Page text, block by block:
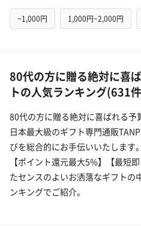
~1,000円 1,000円~2,000円
80代の方に贈る絶対に喜
トの人気ランキング(631
80代の方に贈る絶対に喜ばれる予
日本最大級のギフト専門通販
びを総合的にお手伝いいたします
【ポイント還元最大5%】【最短
たセンスのよいお洒落なギフトの
ンキングでご紹介。